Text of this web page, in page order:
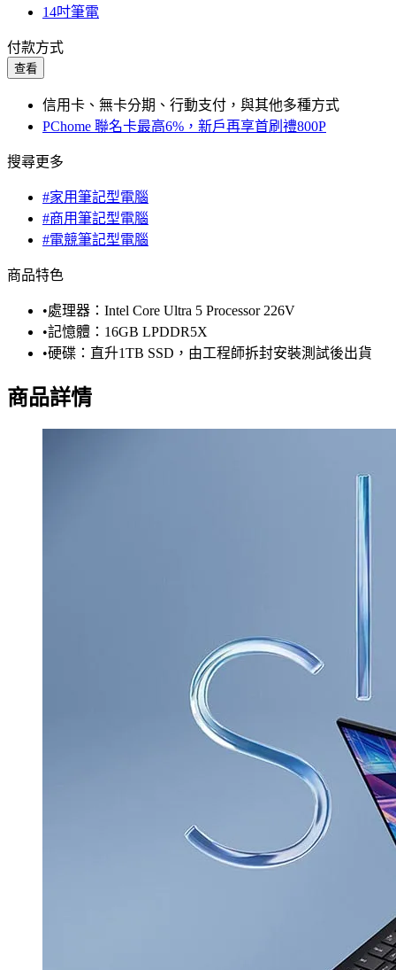
14吋筆電
付款方式
查看
信用卡、無卡分期、行動支付，與其他多種方式
PChome 聯名卡最高6%，新戶再享首刷禮800P
搜尋更多
#家用筆記型電腦
#商用筆記型電腦
#電競筆記型電腦
商品特色
•處理器：Intel Core Ultra 5 Processor 226V
•記憶體：16GB LPDDR5X
•硬碟：直升1TB SSD，由工程師拆封安裝測試後出貨
商品詳情